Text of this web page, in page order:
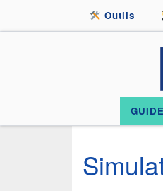
Passer au contenuOutils
GUIDE